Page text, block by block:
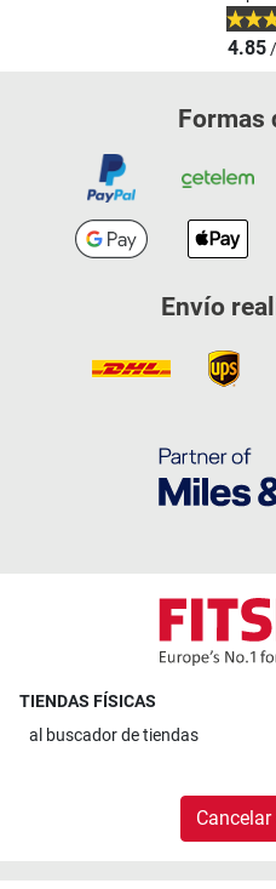
4.85
Formas
Envío
TIENDAS FÍSICAS
al buscador de tiendas